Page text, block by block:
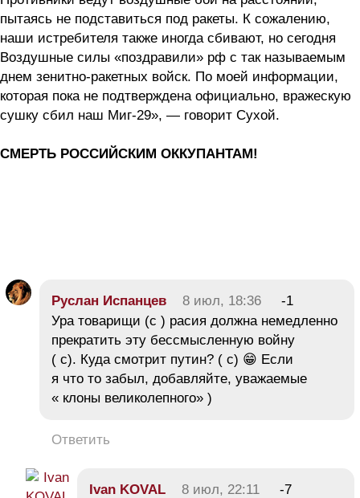
пытаясь не подставиться под ракеты. К сожалению,
наши истребителя также иногда сбивают, но сегодня
Воздушные силы «поздравили» рф с так называемым
днем зенитно-ракетных войск. По моей информации,
которая пока не подтверждена официально, вражескую
сушку сбил наш Миг-29», — говорит Сухой.
СМЕРТЬ РОССИЙСКИМ ОККУПАНТАМ!
Руслан Испанцев 8 июл, 18:36
-1
Ура товарищи (с ) расия должна немедленно
прекратить эту бессмысленную войну
( с). Куда смотрит путин? ( с) 😁 Если
я что то забыл, добавляйте, уважаемые
« клоны великолепного» )
Ответить
Ivan KOVAL 8 июл, 22:11
-7